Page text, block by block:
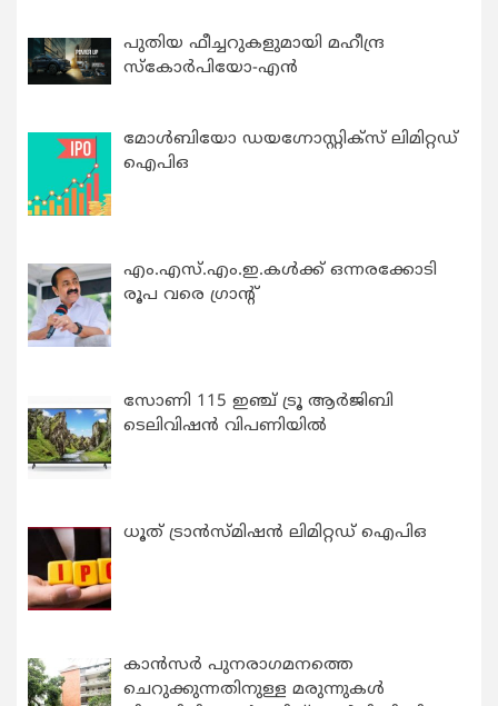
പുതിയ ഫീച്ചറുകളുമായി മഹീന്ദ്ര
സ്കോർപിയോ-എൻ
മോൾബിയോ ഡയഗ്നോസ്റ്റിക്സ് ലിമിറ്റഡ്
ഐപിഒ
എം.എസ്.എം.ഇ.കൾക്ക് ഒന്നരക്കോടി
രൂപ വരെ ഗ്രാന്റ്
സോണി 115 ഇഞ്ച് ട്രൂ ആർജിബി
ടെലിവിഷൻ വിപണിയിൽ
ധൂത് ട്രാൻസ്മിഷൻ ലിമിറ്റഡ് ഐപിഒ
കാന്‍സര്‍ പുനരാഗമനത്തെ
ചെറുക്കുന്നതിനുള്ള മരുന്നുകള്‍